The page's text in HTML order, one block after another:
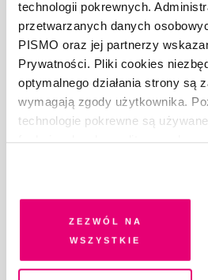
technologii pokrewnych.
przetwarzanych danych
PISMO oraz jej partnerzy
Prywatności. Pliki cookies
optymalnego działania strony są
wymagają zgody użytkownika.
technologie pokrewne są
dobrowolną zgodę na pliki
pokrewne, zgadzasz się na
na Twoim urządzeniu końcowym
przetwarzanie danych. Zgodę na
chwili wycofać lub ponowić w
Zezwól na
wszystkie
O „PIŚMIE”
ABOUT PISMO
FACT-CHECKING W
DLA OSÓB PISZĄCYCH
DLA REKLAMODAWCÓW
GDZIE KUPIĆ „PISMO”?
WSPIERAJĄ NAS